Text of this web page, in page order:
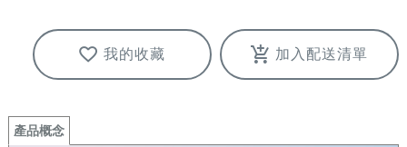
我的收藏 加入配送清單
產品概念